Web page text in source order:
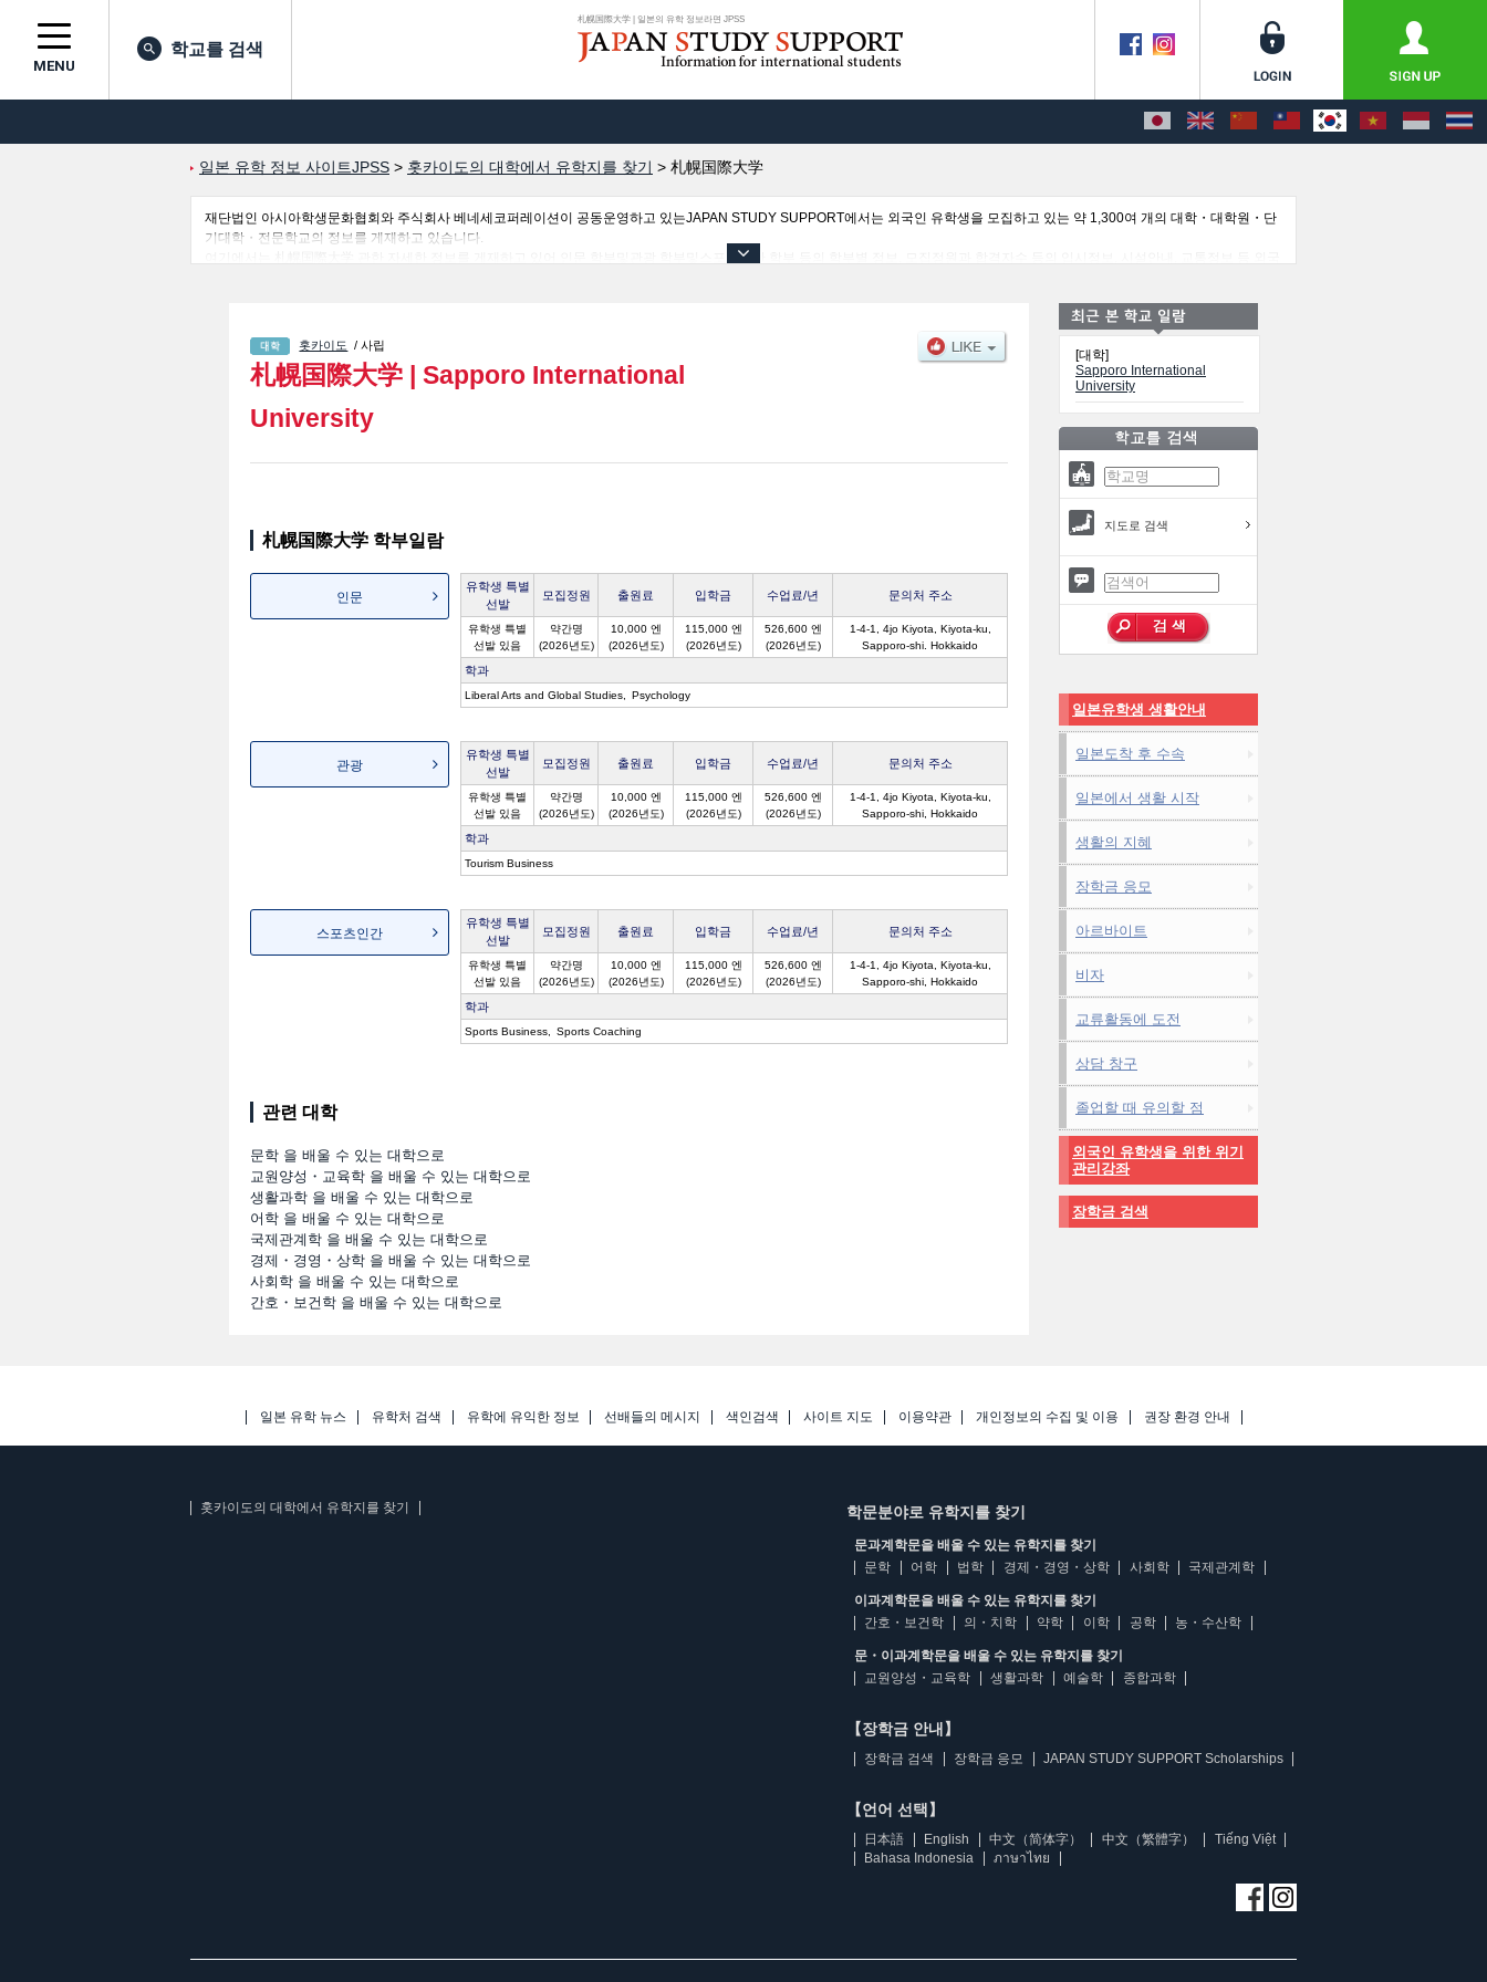
札幌国際大学 | 일본의 유학 정보라면 JPSS
MENU
학교를 검색
일본 유학 정보 사이트JPSS > 홋카이도의 대학에서 유학지를 찾기 > 札幌国際大学
재단법인 아시아학생문화협회와 주식회사 베네세코퍼레이션이 공동운영하고 있는JAPAN STUDY SUPPORT에서는 외국인 유학생을 모집하고 있는 약 1,300여 개의 대학・대학원・단
기대학・전문학교의 정보를 게재하고 있습니다.
여기에서는 札幌国際大学 관한 자세한 정보를 게재하고 있어 인문 학부및관광 학부및스포츠인간 학부 등의 학부별 정보, 모집정원과 합격자수 등의 입시정보, 시설안내, 교통정보 등 외국
홋카이도 / 사립
札幌国際大学 | Sapporo International
University
札幌国際大学 학부일람
인문
유학생 특별
선발
모집정원 출원료 입학금 수업료/년 문의처 주소
유학생 특별
선발 있음
약간명
(2026년도)
10,000 엔
(2026년도)
115,000 엔
(2026년도)
526,600 엔
(2026년도)
1-4-1, 4jo Kiyota, Kiyota-ku,
Sapporo-shi. Hokkaido
학과
Liberal Arts and Global Studies Psychology
관광
유학생 특별
선발
모집정원 출원료 입학금 수업료/년 문의처 주소
유학생 특별
선발 있음
약간명
(2026년도)
10,000 엔
(2026년도)
115,000 엔
(2026년도)
526,600 엔
(2026년도)
1-4-1, 4jo Kiyota, Kiyota-ku,
Sapporo-shi, Hokkaido
학과
Tourism Business
스포츠인간
유학생 특별
선발
모집정원 출원료 입학금 수업료/년 문의처 주소
유학생 특별
선발 있음
약간명
(2026년도)
10,000 엔
(2026년도)
115,000 엔
(2026년도)
526,600 엔
(2026년도)
1-4-1, 4jo Kiyota, Kiyota-ku,
Sapporo-shi, Hokkaido
학과
Sports Business Sports Coaching
관련 대학
문학 을 배울 수 있는 대학으로
교원양성・교육학 을 배울 수 있는 대학으로
생활과학 을 배울 수 있는 대학으로
어학 을 배울 수 있는 대학으로
국제관계학 을 배울 수 있는 대학으로
경제・경영・상학 을 배울 수 있는 대학으로
사회학 을 배울 수 있는 대학으로
간호・보건학 을 배울 수 있는 대학으로
[대학]
Sapporo International
University
지도로 검색
일본유학생 생활안내
일본도착 후 수속
일본에서 생활 시작
생활의 지혜
장학금 응모
아르바이트
비자
교류활동에 도전
상담 창구
졸업할 때 유의할 점
외국인 유학생을 위한 위기
관리강좌
장학금 검색
일본 유학 뉴스 유학처 검색 유학에 유익한 정보 선배들의 메시지 색인검색 사이트 지도 이용약관 개인정보의 수집 및 이용 권장 환경 안내
홋카이도의 대학에서 유학지를 찾기 학문분야로 유학지를 찾기
문과계학문을 배울 수 있는 유학지를 찾기
문학
어학 법학 경제・경영・상학 사회학 국제관계학
이과계학문을 배울 수 있는 유학지를 찾기
간호・보건학
의・치학 약학 이학 공학 농・수산학
문・이과계학문을 배울 수 있는 유학지를 찾기
교원양성・교육학
생활과학 예술학 종합과학
【장학금 안내】
장학금 검색 장학금 응모 JAPAN STUDY SUPPORT Scholarships
【언어 선택】
日本語 English 中文（简体字） 中文（繁體字）
Tiếng Việt
Bahasa Indonesia
ภาษาไทย